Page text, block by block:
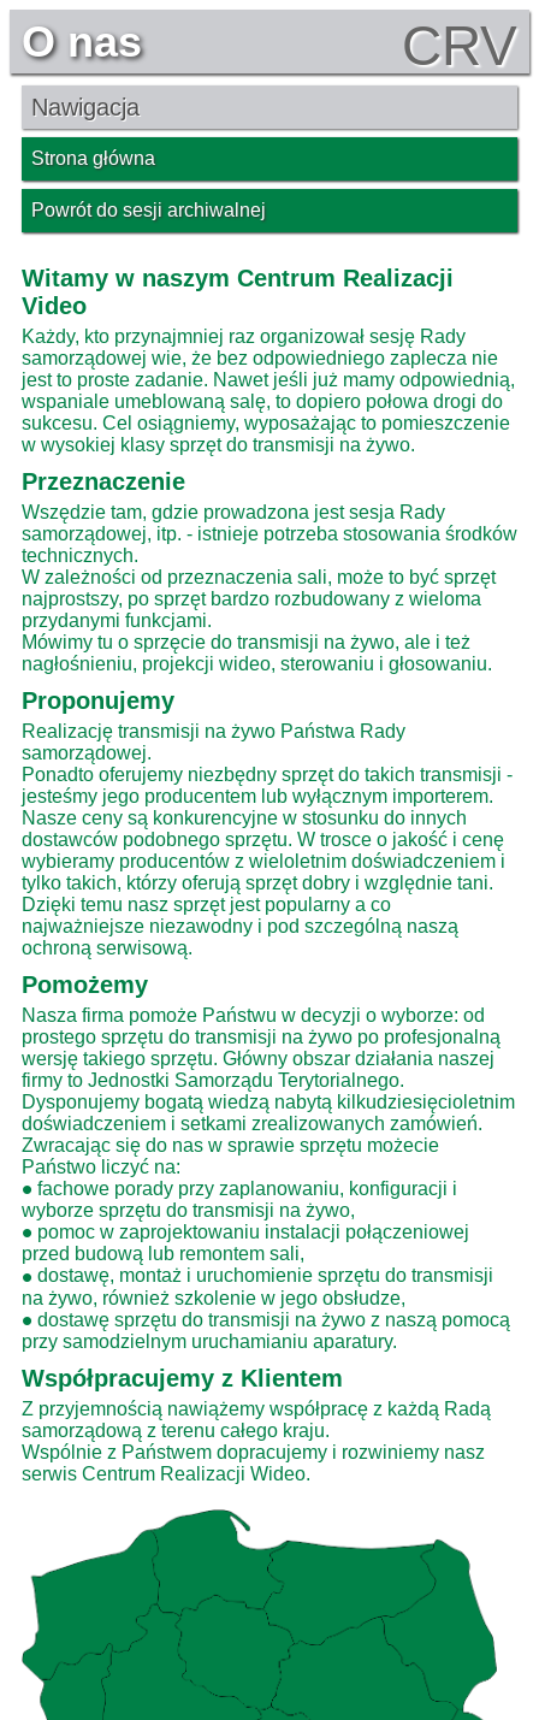
O nas CRV
Nawigacja
Strona główna
Powrót do sesji archiwalnej
Witamy w naszym Centrum Realizacji
Video
Każdy, kto przynajmniej raz organizował sesję Rady
samorządowej wie, że bez odpowiedniego zaplecza nie
jest to proste zadanie. Nawet jeśli już mamy odpowiednią,
wspaniale umeblowaną salę, to dopiero połowa drogi do
sukcesu. Cel osiągniemy, wyposażając to pomieszczenie
w wysokiej klasy sprzęt do transmisji na żywo.
Przeznaczenie
Wszędzie tam, gdzie prowadzona jest sesja Rady
samorządowej, itp. - istnieje potrzeba stosowania środków
technicznych.
W zależności od przeznaczenia sali, może to być sprzęt
najprostszy, po sprzęt bardzo rozbudowany z wieloma
przydanymi funkcjami.
Mówimy tu o sprzęcie do transmisji na żywo, ale i też
nagłośnieniu, projekcji wideo, sterowaniu i głosowaniu.
Proponujemy
Realizację transmisji na żywo Państwa Rady
samorządowej.
Ponadto oferujemy niezbędny sprzęt do takich transmisji -
jesteśmy jego producentem lub wyłącznym importerem.
Nasze ceny są konkurencyjne w stosunku do innych
dostawców podobnego sprzętu. W trosce o jakość i cenę
wybieramy producentów z wieloletnim doświadczeniem i
tylko takich, którzy oferują sprzęt dobry i względnie tani.
Dzięki temu nasz sprzęt jest popularny a co
najważniejsze niezawodny i pod szczególną naszą
ochroną serwisową.
Pomożemy
Nasza firma pomoże Państwu w decyzji o wyborze: od
prostego sprzętu do transmisji na żywo po profesjonalną
wersję takiego sprzętu. Główny obszar działania naszej
firmy to Jednostki Samorządu Terytorialnego.
Dysponujemy bogatą wiedzą nabytą kilkudziesięcioletnim
doświadczeniem i setkami zrealizowanych zamówień.
Zwracając się do nas w sprawie sprzętu możecie
Państwo liczyć na:
• fachowe porady przy zaplanowaniu, konfiguracji i
wyborze sprzętu do transmisji na żywo,
• pomoc w zaprojektowaniu instalacji połączeniowej
przed budową lub remontem sali,
• dostawę, montaż i uruchomienie sprzętu do transmisji
na żywo, również szkolenie w jego obsłudze,
• dostawę sprzętu do transmisji na żywo z naszą pomocą
przy samodzielnym uruchamianiu aparatury.
Współpracujemy z Klientem
Z przyjemnością nawiążemy współpracę z każdą Radą
samorządową z terenu całego kraju.
Wspólnie z Państwem dopracujemy i rozwiniemy nasz
serwis Centrum Realizacji Wideo.